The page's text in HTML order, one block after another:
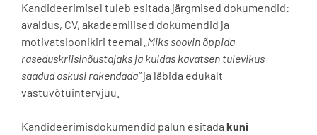
Kandideerimisel tuleb esitada järgmised dokumendid:
avaldus, CV, akadeemilised dokumendid ja
motivatsioonikiri teemal „Miks soovin õppida
raseduskriisinõustajaks ja kuidas kavatsen tulevikus
saadud oskusi rakendada”ja läbida edukalt
vastuvõtuintervjuu.
Kandideerimisdokumendid palun esitada kuni